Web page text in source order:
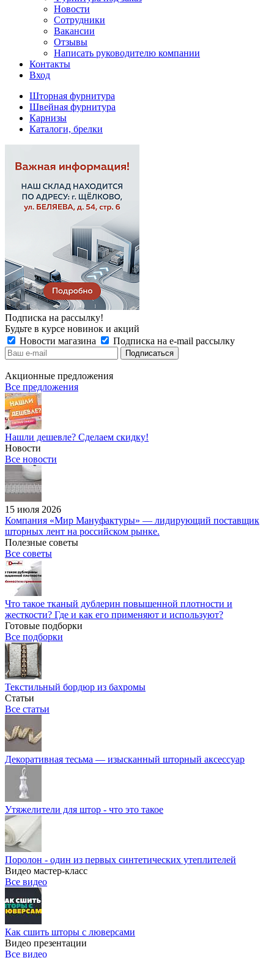
Новости
Сотрудники
Вакансии
Отзывы
Написать руководителю компании
Контакты
Вход
Шторная фурнитура
Швейная фурнитура
Карнизы
Каталоги, брелки
Подписка на рассылку!
Будьте в курсе новинок и акций
Новости магазина
Подписка на e-mail рассылку
Акционные предложения
Все предложения
Нашли дешевле? Сделаем скидку!
Новости
Все новости
15 июля 2026
Компания «Мир Мануфактуры» — лидирующий поставщик
шторных лент на российском рынке.
Полезные советы
Все советы
Что такое тканый дублерин повышенной плотности и
жесткости? Где и как его применяют и используют?
Готовые подборки
Все подборки
Текстильный бордюр из бахромы
Статьи
Все статьи
Декоративная тесьма — изысканный шторный аксессуар
Утяжелители для штор - что это такое
Поролон - один из первых синтетических утеплителей
Видео мастер-класс
Все видео
Как сшить шторы с люверсами
Видео презентации
Все видео